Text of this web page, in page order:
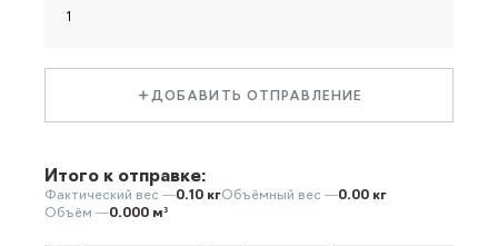
ДОБАВИТЬ ОТПРАВЛЕНИЕ
Итого к отправке:
Фактический вес —0.10 кгОбъёмный вес —0.00 кг
Объём —0.000 м³